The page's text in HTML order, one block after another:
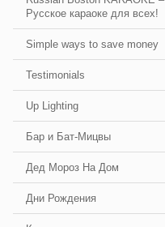
Русское караоке для всех!
Simple ways to save money
Testimonials
Up Lighting
Бар и Бат-Мицвы
Дед Мороз На Дом
Дни Рождения